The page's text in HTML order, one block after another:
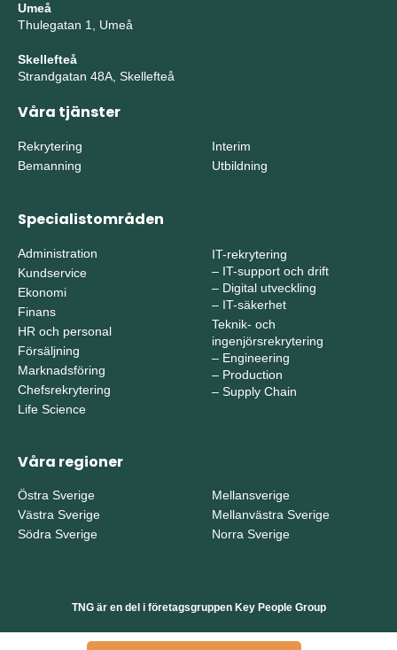
Umeå
Thulegatan 1, Umeå
Skellefteå
Strandgatan 48A, Skellefteå
Våra tjänster
Rekrytering
Bemanning
Interim
Utbildning
Specialistområden
Administration
Kundservice
Ekonomi
Finans
HR och personal
Försäljning
Marknadsföring
Chefsrekrytering
Life Science
IT-rekrytering
– IT-support och drift
– Digital utveckling
– IT-säkerhet
Teknik- och
ingenjörsrekrytering
– Engineering
– Production
– Supply Chain
Våra regioner
Östra Sverige
Västra Sverige
Södra Sverige
Mellansverige
Mellanvästra Sverige
Norra Sverige
TNG är en del i företagsgruppen Key People Group